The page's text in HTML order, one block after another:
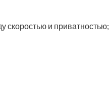
скоростью и приватностью;